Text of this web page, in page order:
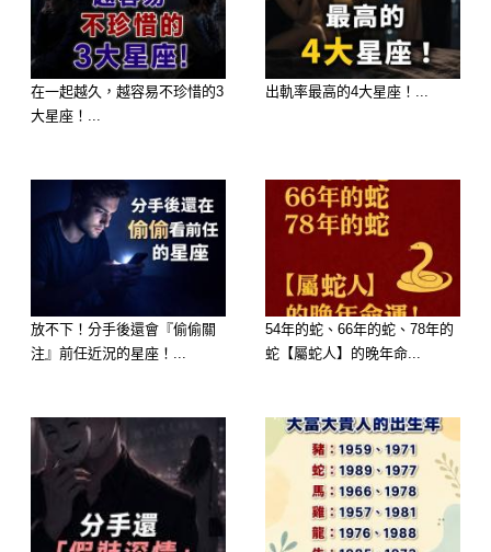
在一起越久，越容易不珍惜的3
大星座！...
出軌率最高的4大星座！...
放不下！分手後還會『偷偷關
注』前任近況的星座！...
54年的蛇、66年的蛇、78年的
蛇【屬蛇人】的晚年命...